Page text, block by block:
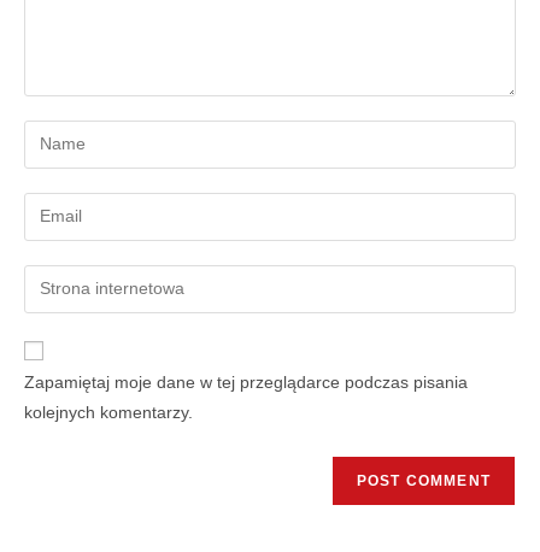
Zapamiętaj moje dane w tej przeglądarce podczas pisania
kolejnych komentarzy.